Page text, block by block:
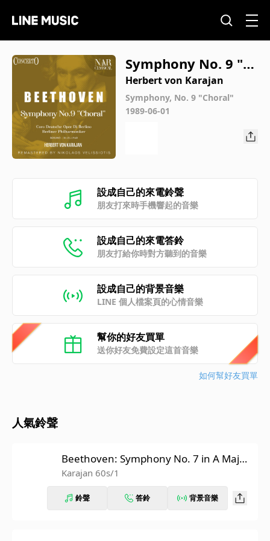
Symphony No. 9 "C
horal" in D Minor, O
p. 125, ILB 280: I. All
egro ma non tropp
o, un poco maestos
Herbert von Karajan
Symphony, No. 9 "Choral"
1989-06-01
設成自己的來電鈴聲
朋友打來時手機響起的音樂
設成自己的來電答鈴
朋友打給你時對方聽到的音樂
設成自己的背景音樂
LINE 個人檔案頁的心情音樂
幫你的好友買單
送你好友免費設定這首音樂
如何幫好友買單
人氣鈴聲
Beethoven: Symphony No. 7 in A Major,
Op. 92: II. Allegretto (Recorded 1962)
Karajan 60s/1
鈴聲 答鈴 背景音樂